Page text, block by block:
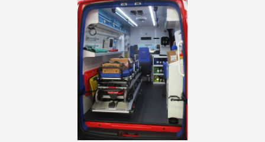
Termo de Pesquisa
Categorias gerais